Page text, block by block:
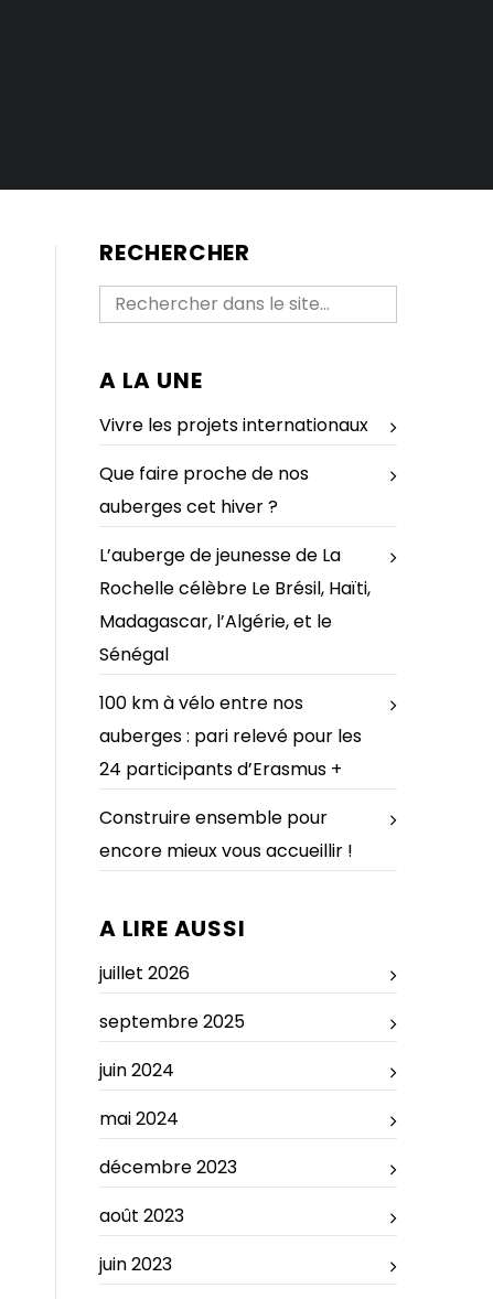
RECHERCHER
A LA UNE
Vivre les projets internationaux
Que faire proche de nos
auberges cet hiver ?
L’auberge de jeunesse de La
Rochelle célèbre Le Brésil, Haïti,
Madagascar, l’Algérie, et le
Sénégal
100 km à vélo entre nos
auberges : pari relevé pour les
24 participants d’Erasmus +
Construire ensemble pour
encore mieux vous accueillir !
A LIRE AUSSI
juillet 2026
septembre 2025
juin 2024
mai 2024
décembre 2023
août 2023
juin 2023